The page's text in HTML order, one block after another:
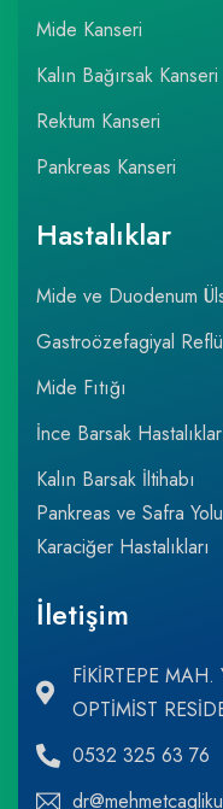
Mide Kanseri
Kalın Bağırsak Kanseri
Rektum Kanseri
Pankreas Kanseri
Hastalıklar
Mide ve Duodenum
Gastroözefagiyal Reflü
Mide Fıtığı
İnce Barsak
Kalın Barsak İltihabı
Pankreas ve Safra Yolu
Karaciğer Hastalıkları
İletişim
FİKİRTEPE
OPTİMİST
0532 325 63 76